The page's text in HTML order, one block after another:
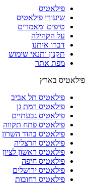
פילאטיס
שיעורי פילאטיס
טיפים ומאמרים
על הקהילה
דברו איתנו
תקנון ותנאי שימוש
מפת אתר
פילאטיס בארץ
פילאטיס תל אביב
פילאטיס רמת גן
פילאטיס גבעתיים
פילאטיס פתח תקווה
פילאטיס בהוד השרון
פילאטיס הרצליה
פילאטיס ראשון לציון
פילאטיס חיפה
פילאטיס ירושלים
פילאטיס רחובות